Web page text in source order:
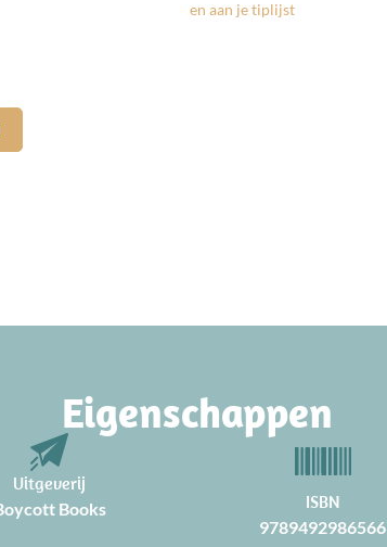
Eigenschappen
Uitgeverij
Books ISBN
9789492986566